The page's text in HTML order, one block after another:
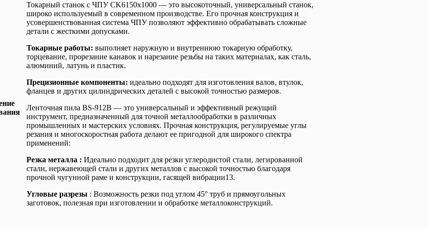
Токарный станок с ЧПУ CK6150x1000 — это высокоточный, универсальный станок,
широко используемый в современном производстве. Его прочная конструкция и
усовершенствованная система ЧПУ позволяют эффективно обрабатывать сложные
детали с жесткими допусками.
Токарные работы: выполняет наружную и внутреннюю токарную обработку,
торцевание, прорезание канавок и нарезание резьбы на таких материалах, как сталь,
алюминий, латунь и пластик.
Прецизионные компоненты: идеально подходят для изготовления валов, втулок,
фланцев и других цилиндрических деталей с высокой точностью размеров.
Ленточная пила BS-912B — это универсальный и эффективный режущий
инструмент, предназначенный для точной металлообработки в различных
промышленных и мастерских условиях. Прочная конструкция, регулируемые углы
резания и многоскоростная работа делают ее пригодной для широкого спектра
применений:
Резка металла : Идеально подходит для резки углеродистой стали, легированной
стали, нержавеющей стали и других металлов с высокой точностью благодаря
прочной чугунной раме и конструкции, гасящей вибрации13.
Угловые разрезы : Возможность резки под углом 45° труб и прямоугольных
заготовок, полезная при изготовлении и обработке металлоконструкций.